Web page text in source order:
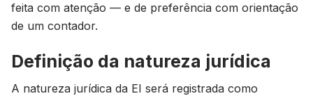
feita com atenção — e de preferência com orientação
de um contador.
Definição da natureza jurídica
A natureza jurídica da EI será registrada como